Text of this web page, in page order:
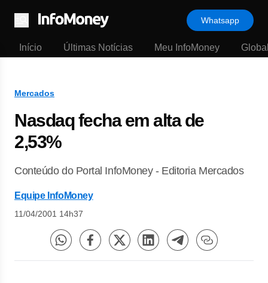
Menu
Whatsapp
Início Últimas Notícias Meu InfoMoney
Mercados
Nasdaq fecha em alta de
2,53%
Conteúdo do Portal InfoMoney - Editoria Mercados
Equipe InfoMoney
11/04/2001 14h37